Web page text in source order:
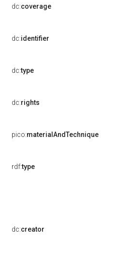
dc:coverage
dc:identifier
dc:type
dc:rights
pico:materialAndTechnique
rdf:type
dc:creator